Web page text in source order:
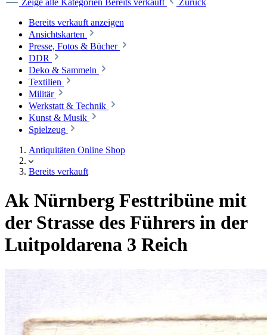
Zeige alle Kategorien Bereits verkauft
Zurück
Bereits verkauft anzeigen
Ansichtskarten
Presse, Fotos & Bücher
DDR
Deko & Sammeln
Textilien
Militär
Werkstatt & Technik
Kunst & Musik
Spielzeug
Antiquitäten Online Shop
Bereits verkauft
Ak Nürnberg Festtribüne mit
der Strasse des Führers in der
Luitpoldarena 3 Reich